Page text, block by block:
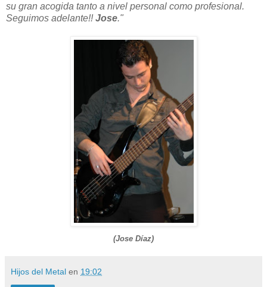
su gran acogida tanto a nivel personal como profesional.
Seguimos adelante!! Jose."
(Jose Díaz)
Hijos del Metal en 19:02